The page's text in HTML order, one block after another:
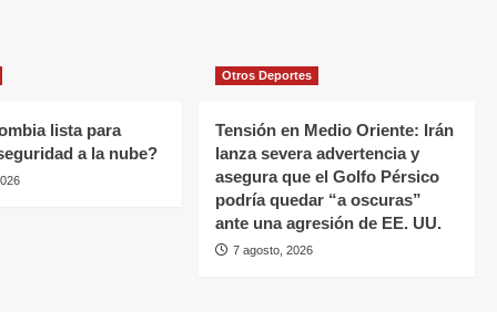
lista para
a la nube?
Otros Deportes
Tensión en Medio Oriente: Irán
lanza severa advertencia y
asegura que el Golfo Pérsico
podría quedar “a oscuras”
ante una agresión de EE. UU.
7 agosto, 2026